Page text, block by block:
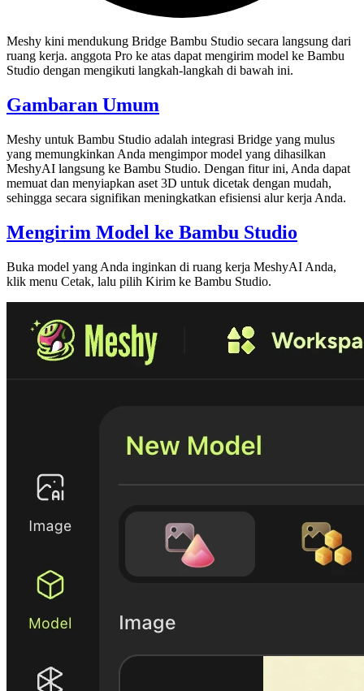
Meshy kini mendukung Bridge Bambu Studio secara langsung dari
ruang kerja. anggota Pro ke atas dapat mengirim model ke Bambu
Studio dengan mengikuti langkah-langkah di bawah ini.
Gambaran Umum
Meshy untuk Bambu Studio adalah integrasi Bridge yang mulus
yang memungkinkan Anda mengimpormodel yang dihasilkan
MeshyAI langsung ke Bambu Studio. Dengan fitur ini, Anda dapat
memuat dan menyiapkan aset 3D untuk dicetak dengan mudah,
sehingga secara signifikan meningkatkan efisiensi alur kerja Anda.
Mengirim Model ke Bambu Studio
Buka model yang Anda inginkan di ruang kerja MeshyAI Anda,
klik menu Cetak, lalu pilih Kirim ke Bambu Studio.